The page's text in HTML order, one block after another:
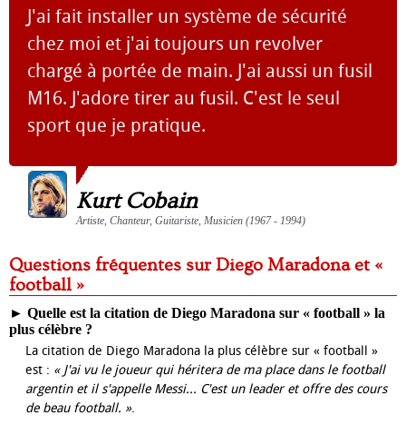
J'ai fait installer un système de sécurité
chez moi et j'ai toujours un revolver
chargé à portée de main. J'ai aussi un fusil
M16. J'adore tirer au fusil. C'est le seul
sport que je pratique.
Kurt Cobain
Artiste, Chanteur, Guitariste, Musicien (1967 - 1994)
Questions fréquentes sur Diego Maradona et «
football »
► Quelle est la citation de Diego Maradona sur « football » la
plus célèbre ?
La citation de Diego Maradona la plus célèbre sur « football »
est : « J'ai vu le joueur qui héritera de ma place dans le football
argentin et il s'appelle Messi... C'est un leader et offre des cours
de beau football. ».